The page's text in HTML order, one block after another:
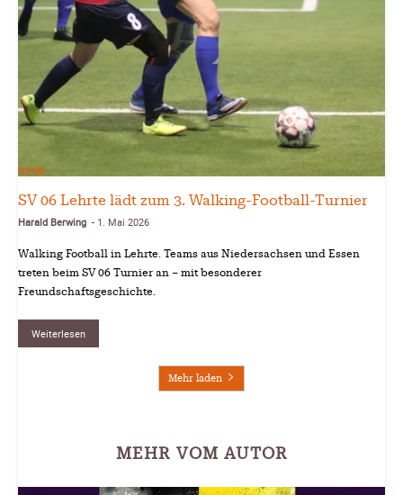
SV-06
SV 06 Lehrte lädt zum 3. Walking-Football-Turnier
Harald Berwing - 1. Mai 2026
Walking Football in Lehrte. Teams aus Niedersachsen und Essen
treten beim SV 06 Turnier an – mit besonderer
Freundschaftsgeschichte.
Weiterlesen
Mehr laden
MEHR VOM AUTOR